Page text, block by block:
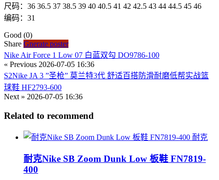
尺码：36 36.5 37 38.5 39 40 40.5 41 42 42.5 43 44 44.5 45 46
编码：31
Good (0)
Share Gnerate poster
Nike Air Force 1 Low 07 白蓝双勾 DO9786-100
« Previous 2026-07-05 16:36
S2Nike JA 3 ”圣枪” 莫兰特3代 舒适百搭防滑耐磨低帮实战篮
球鞋 HF2793-600
Next » 2026-07-05 16:36
Related to recommend
耐克
耐克Nike SB Zoom Dunk Low 板鞋 FN7819-
400